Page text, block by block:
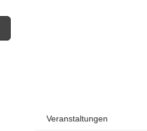
Veranstaltungen